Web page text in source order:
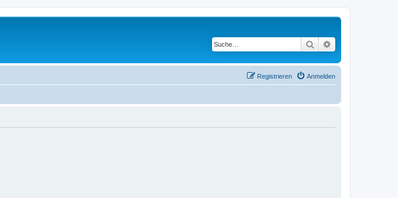
Suche
Anmelden
Registrieren